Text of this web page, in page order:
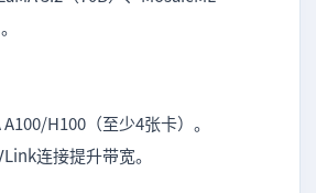
A100/H100（至少4张卡）。
连接提升带宽。